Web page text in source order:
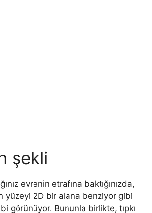
şekli
evrenin etrafına baktığınızda,
yüzeyi 2D bir alana benziyor gibi
görünüyor. Bununla birlikte, tıpkı